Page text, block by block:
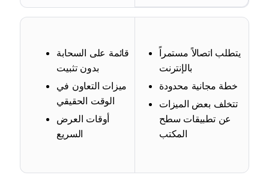
قائمة على السحابة
بدون تثبيت
ميزات التعاون في
الوقت الحقيقي
أوقات العرض
السريع
يتطلب اتصالاً مستمراً
بالإنترنت
خطة مجانية محدودة
تتخلف بعض الميزات
عن تطبيقات سطح
المكتب